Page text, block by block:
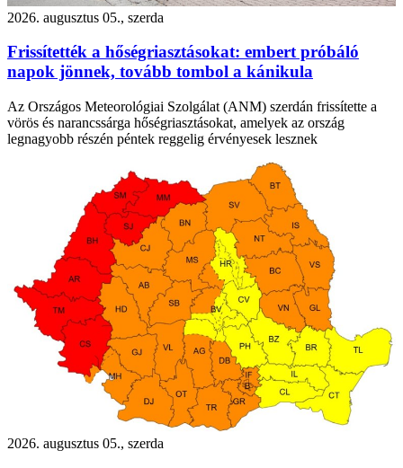
2026. augusztus 05., szerda
Frissítették a hőségriasztásokat: embert próbáló
napok jönnek, tovább tombol a kánikula
Az Országos Meteorológiai Szolgálat (ANM) szerdán frissítette a
vörös és narancssárga hőségriasztásokat, amelyek az ország
legnagyobb részén péntek reggelig érvényesek lesznek
2026. augusztus 05., szerda